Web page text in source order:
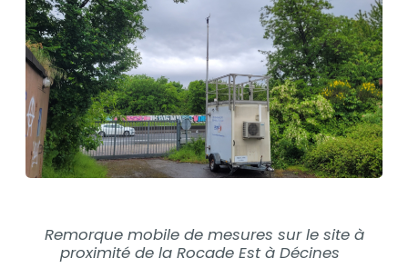
Contenu
Remorque mobile de mesures sur le site à
proximité de la Rocade Est à Décines